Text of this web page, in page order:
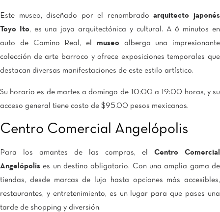
Este museo, diseñado por el renombradoarquitecto japonés
Toyo Ito, es una joya arquitectónica y cultural. A 6 minutos en
auto de Camino Real, el museo alberga una impresionante
colección de arte barroco y ofrece exposiciones temporales que
destacan diversas manifestaciones de este estilo artístico.
Su horario es de martes a domingo de 10:00 a 19:00 horas, y su
acceso general tiene costo de $95.00 pesos mexicanos.
Centro Comercial Angelópolis
Para los amantes de las compras, el Centro Comercial
Angelópolis es un destino obligatorio. Con una amplia gama de
tiendas, desde marcas de lujo hasta opciones más accesibles,
restaurantes, y entretenimiento, es un lugar para que pases una
tarde de shopping y diversión.